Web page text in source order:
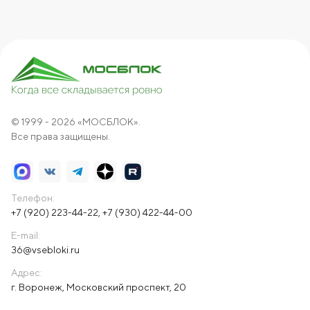
© 1999 - 2026 «МОСБЛОК».
Все права защищены.
Телефон:
+7 (920) 223-44-22 +7 (930) 422-44-00
E-mail:
36@vsebloki.ru
Адрес:
г. Воронеж, Московский проспект, 20